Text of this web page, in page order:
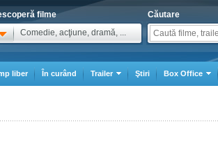
filme
Comedie, acţiune, dramă, ...
Căutare
liber În curând Trailer Ştiri Box Office